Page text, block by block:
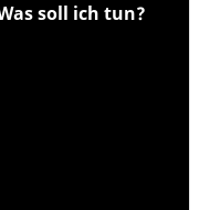
soll ich tun?